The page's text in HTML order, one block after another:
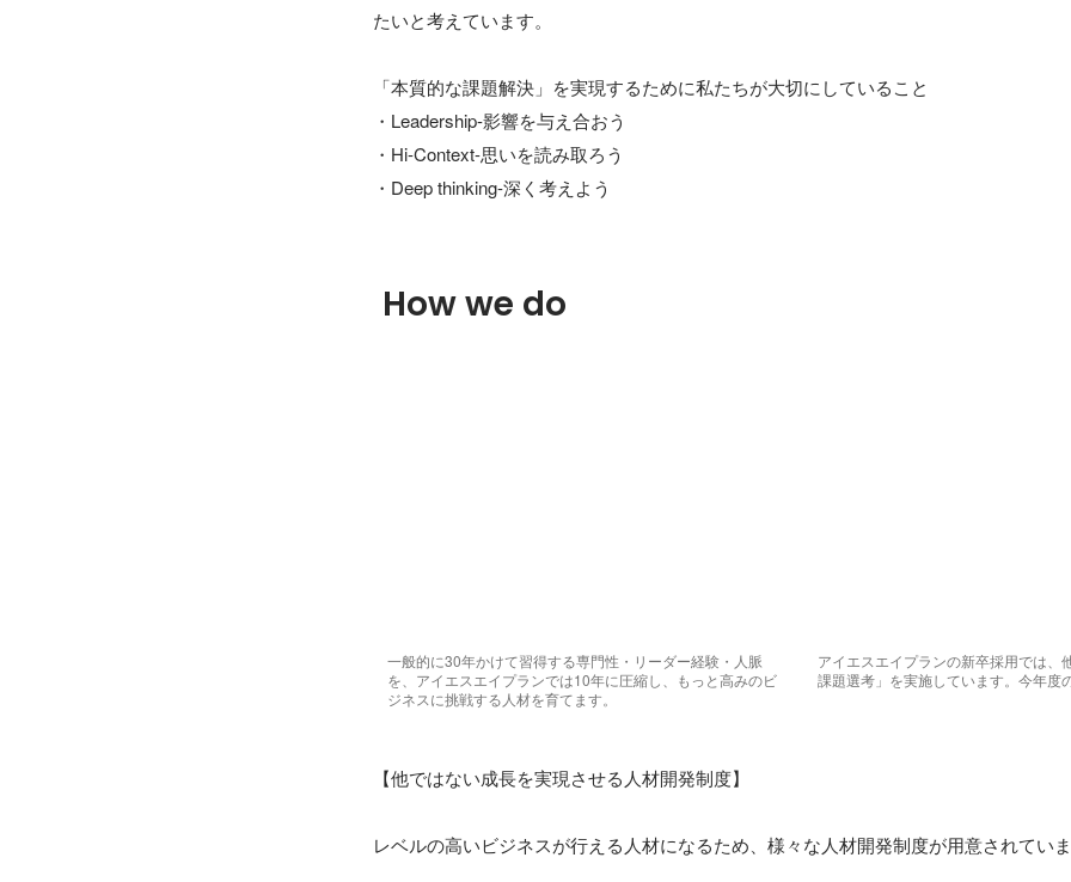
たいと考えています。
「本質的な課題解決」を実現するために私たちが大切にしていること
・Leadership-影響を与え合おう
・Hi-Context-思いを読み取ろう
・Deep thinking-深く考えよう
How we do
一般的に30年かけて習得する専門性・リーダー経験・人脈
を、アイエスエイプランでは10年に圧縮し、もっと高みのビ
ジネスに挑戦する人材を育てます。
アイエスエイプランの新卒採用では、
課題選考」を実施しています。今年度
【他ではない成長を実現させる人材開発制度】
レベルの高いビジネスが行える人材になるため、様々な人材開発制度が用意されていま